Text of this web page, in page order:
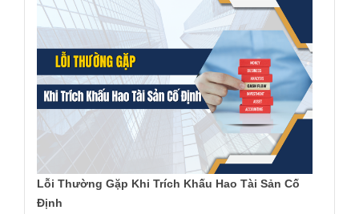
Lỗi Thường Gặp Khi Trích Khấu Hao Tài Sản Cố
Định